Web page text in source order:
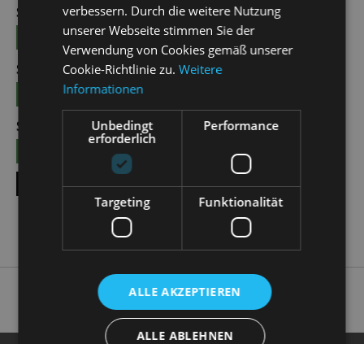
SUN | 25.10.2026 | 12:00 - 13:00
TICKETS
15 €
SUN | 08.11.2026 | 12:00 - 13:00
TICKETS
15 €
SUN | 22.11.2026 | 12:00 - 13:00
15 €
SHOW ALL DATES
verbessern. Durch die weitere Nutzung
unserer Webseite stimmen Sie der
Verwendung von Cookies gemäß unserer
Cookie-Richtlinie zu.Weitere
Informationen
Unbedingt
erforderlich
Performance
Targeting Funktionalität
ALLE AKZEPTIEREN
ALLE ABLEHNEN